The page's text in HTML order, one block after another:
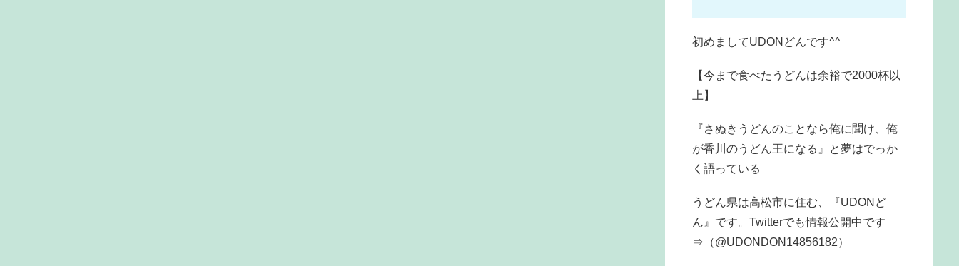
初めましてUDONどんです^^
【今まで食べたうどんは余裕で2000杯以
上】
『さぬきうどんのことなら俺に聞け、俺
が香川のうどん王になる』と夢はでっか
く語っている
うどん県は高松市に住む、『UDONど
ん』です。Twitterでも情報公開中です
⇒（@UDONDON14856182）